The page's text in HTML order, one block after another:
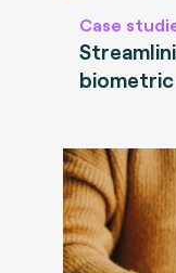
Case